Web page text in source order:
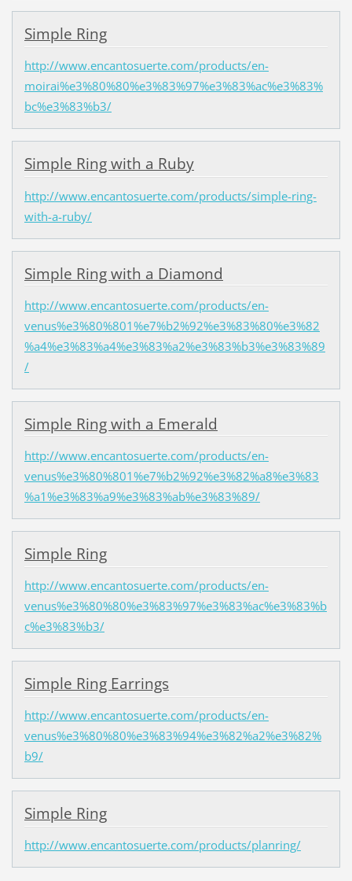
Simple Ring
http://www.encantosuerte.com/products/en-
moirai%e3%80%80%e3%83%97%e3%83%ac%e3%83%
bc%e3%83%b3/
Simple Ring with a Ruby
http://www.encantosuerte.com/products/simple-ring-
with-a-ruby/
Simple Ring with a Diamond
http://www.encantosuerte.com/products/en-
venus%e3%80%801%e7%b2%92%e3%83%80%e3%82
%a4%e3%83%a4%e3%83%a2%e3%83%b3%e3%83%89
/
Simple Ring with a Emerald
http://www.encantosuerte.com/products/en-
venus%e3%80%801%e7%b2%92%e3%82%a8%e3%83
%a1%e3%83%a9%e3%83%ab%e3%83%89/
Simple Ring
http://www.encantosuerte.com/products/en-
venus%e3%80%80%e3%83%97%e3%83%ac%e3%83%b
c%e3%83%b3/
Simple Ring Earrings
http://www.encantosuerte.com/products/en-
venus%e3%80%80%e3%83%94%e3%82%a2%e3%82%
b9/
Simple Ring
http://www.encantosuerte.com/products/planring/